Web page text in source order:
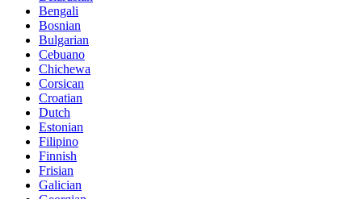
Bengali
Bosnian
Bulgarian
Cebuano
Chichewa
Corsican
Croatian
Dutch
Estonian
Filipino
Finnish
Frisian
Galician